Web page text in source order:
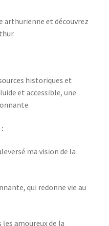
arthurienne et découvrez
historiques et
et accessible, une
ma vision de la
qui redonne vie au
amoureux de la